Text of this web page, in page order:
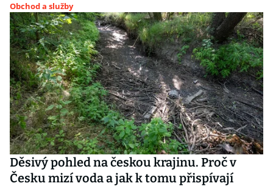
Obchod a služby
Děsivý pohled na českou krajinu. Proč v
Česku mizí voda a jak k tomu přispívají